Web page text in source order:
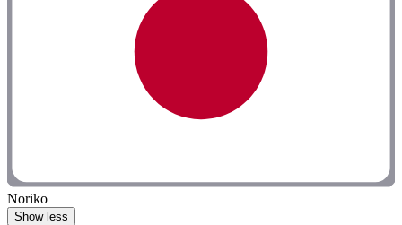
Noriko
Show less